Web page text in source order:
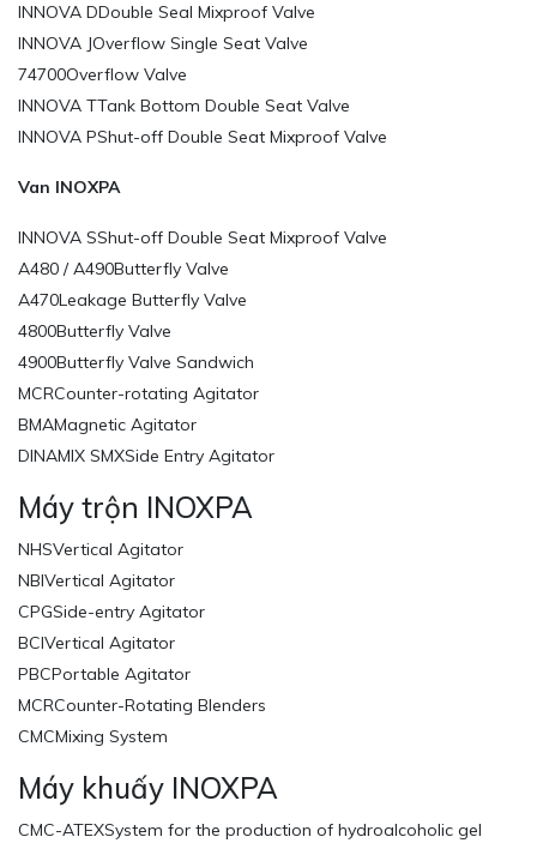
INNOVA DDouble Seal Mixproof Valve
INNOVA JOverflow Single Seat Valve
74700Overflow Valve
INNOVA TTank Bottom Double Seat Valve
INNOVA PShut-off Double Seat Mixproof Valve
Van INOXPA
INNOVA SShut-off Double Seat Mixproof Valve
A480 / A490Butterfly Valve
A470Leakage Butterfly Valve
4800Butterfly Valve
4900Butterfly Valve Sandwich
MCRCounter-rotating Agitator
BMAMagnetic Agitator
DINAMIX SMXSide Entry Agitator
Máy trộn INOXPA
NHSVertical Agitator
NBIVertical Agitator
CPGSide-entry Agitator
BCIVertical Agitator
PBCPortable Agitator
MCRCounter-Rotating Blenders
CMCMixing System
Máy khuấy INOXPA
CMC-ATEXSystem for the production of hydroalcoholic gel